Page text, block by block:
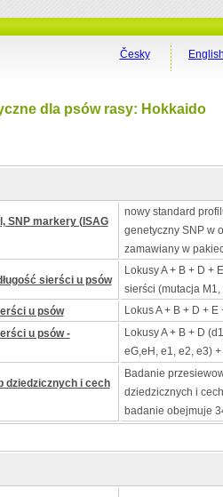
English
Česky
dla psów rasy: Hokkaido
SNP markery (ISAG
nowy standard
genetyczny SNP w
zamawiany w
sierści u psów
Lokusy A + B + D +
sierści (mutacja M1,
u psów Lokus A + B + D + E
u psów -
Lokusy A + B + D
eG,eH, e1, e2, e3) +
dziedzicznych i cech
Badanie
dziedzicznych i
badanie obejmuje